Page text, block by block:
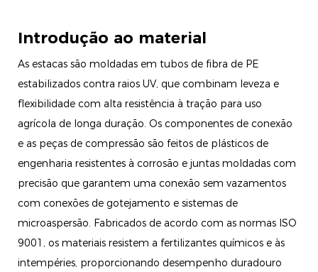
Introdução ao material
As estacas são moldadas em tubos de fibra de PE
estabilizados contra raios UV, que combinam leveza e
flexibilidade com alta resistência à tração para uso
agrícola de longa duração. Os componentes de conexão
e as peças de compressão são feitos de plásticos de
engenharia resistentes à corrosão e juntas moldadas com
precisão que garantem uma conexão sem vazamentos
com conexões de gotejamento e sistemas de
microaspersão. Fabricados de acordo com as normas ISO
9001, os materiais resistem a fertilizantes químicos e às
intempéries, proporcionando desempenho duradouro